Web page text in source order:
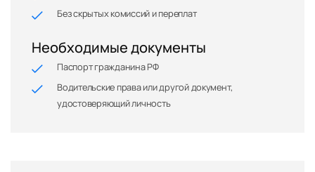
Без скрытых комиссий и переплат
Необходимые документы
Паспорт гражданина РФ
Водительские права или другой документ,
удостоверяющий личность